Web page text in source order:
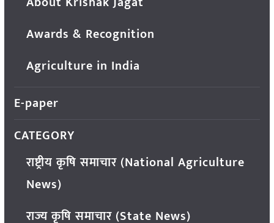
Awards & Recognition
Agriculture in India
E-paper
CATEGORY
राष्ट्रीय कृषि समाचार (National Agriculture
News)
राज्य कृषि समाचार (State News)